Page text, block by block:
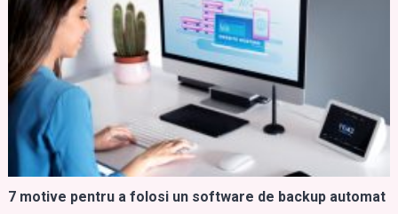
7 motive pentru a folosi un software de backup automat